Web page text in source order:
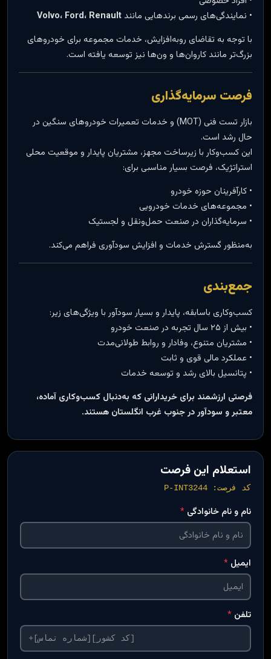
• نمایندگی‌های رسمی برندهایی مانند Volvo، Ford، Renault
با توجه به تقاضای رو‌به‌افزایش، خدمات مجموعه برای خودروهای
بزرگ‌تر مانند کاروان‌ها و ون‌ها نیز توسعه یافته است.
فرصت سرمایه‌گذاری
بازار تست فنی (MOT) و خدمات تعمیرات خودروهای سنگین در
حال رشد است.
این کسب‌وکار با زیرساخت مجهز، مشتریان پایدار و موقعیت محلی
استراتژیک، فرصت بسیار مناسبی برای:
• کارآفرینان حوزه خودرو
• مجموعه‌های خدمات خودرویی
• سرمایه‌گذاران در صنعت حمل‌ونقل و لجستیک
به‌منظور گسترش خدمات و افزایش سودآوری فراهم می‌کند.
جمع‌بندی
کسب‌وکاری باسابقه، پایدار و بسیار سودآور با ویژگی‌های زیر:
• بیش از ۲۵ سال تجربه در صنعت خودرو
• مشتریان متنوع، وفادار و روابط طولانی‌مدت
• عملکرد مالی قوی و ثابت
• پتانسیل بالای رشد و توسعه خدمات
فرصتی ارزشمند برای خریدارانی که به‌دنبال کسب‌وکاری آماده،
معتبر و سودآور در جنوب غرب انگلستان هستند.
استعلام این فرصت
کد فرصت: P-INT3244
نام و نام خانوادگی *
ایمیل *
تلفن *